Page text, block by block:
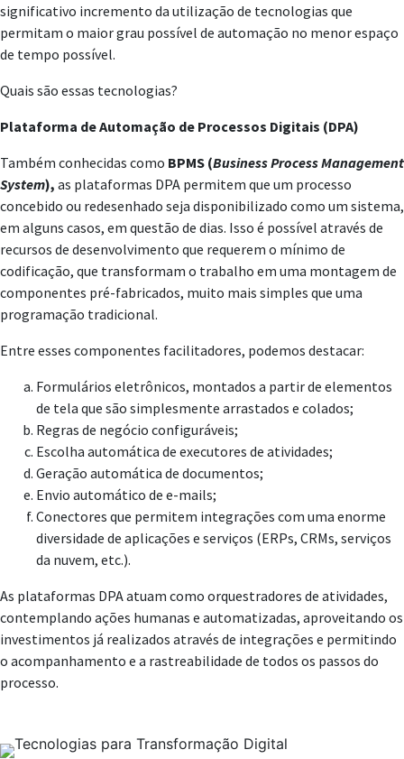
significativo incremento da utilização de tecnologias que
permitam o maior grau possível de automação no menor espaço
de tempo possível.
Quais são essas tecnologias?
Plataforma de Automação de Processos Digitais (DPA)
Também conhecidas como BPMS (Business Process Management
System), as plataformas DPA permitem que um processo
concebido ou redesenhado seja disponibilizado como um sistema,
em alguns casos, em questão de dias. Isso é possível através de
recursos de desenvolvimento que requerem o mínimo de
codificação, que transformam o trabalho em uma montagem de
componentes pré-fabricados, muito mais simples que uma
programação tradicional.
Entre esses componentes facilitadores, podemos destacar:
Formulários eletrônicos, montados a partir de elementos
de tela que são simplesmente arrastados e colados;
Regras de negócio configuráveis;
Escolha automática de executores de atividades;
Geração automática de documentos;
Envio automático de e-mails;
Conectores que permitem integrações com uma enorme
diversidade de aplicações e serviços (ERPs, CRMs, serviços
da nuvem, etc.).
As plataformas DPA atuam como orquestradores de atividades,
contemplando ações humanas e automatizadas, aproveitando os
investimentos já realizados através de integrações e permitindo
o acompanhamento e a rastreabilidade de todos os passos do
processo.